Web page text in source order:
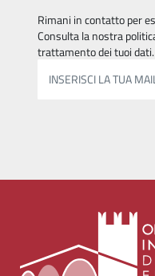
Rimani in contatto per
Consulta la nostra
trattamento dei tuoi
INSERISCI LA TUA